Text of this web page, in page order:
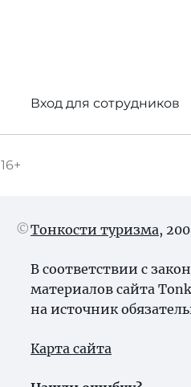
Вход для сотрудников
16+
Тонкости туризма,
В соответствии с
материалов сайта
на источник
Карта сайта